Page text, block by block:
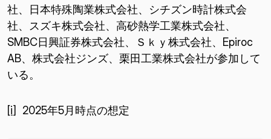
社、日本特殊陶業株式会社、シチズン時計株式会
社、スズキ株式会社、高砂熱学工業株式会社、
SMBC日興証券株式会社、Ｓｋｙ株式会社、Epiroc
AB、株式会社ジンズ、栗田工業株式会社が参加して
いる。
[i] 2025年5月時点の想定